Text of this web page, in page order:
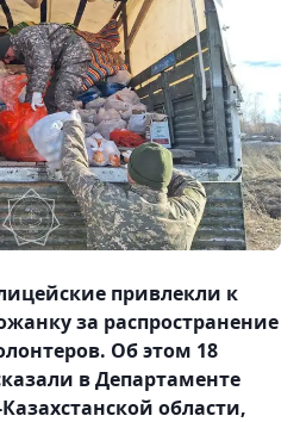
привлекли к
за распространение
Об этом 18
в Департаменте
области,